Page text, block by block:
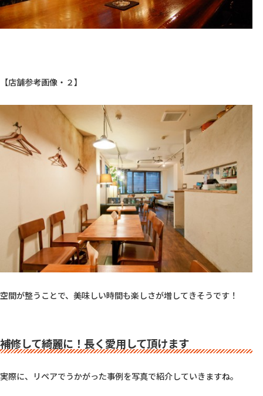
【店舗参考画像・２】
空間が整うことで、美味しい時間も楽しさが増してきそうです！
補修して綺麗に！長く愛用して頂けます
実際に、リペアでうかがった事例を写真で紹介していきますね。